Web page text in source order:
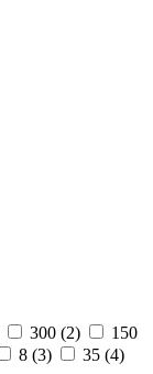
300 (2)
150
8 (3) 35 (4)